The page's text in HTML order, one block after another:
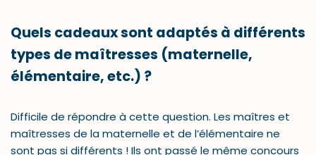
Quels cadeaux sont adaptés à différents
types de maîtresses (maternelle,
élémentaire, etc.) ?
Difficile de répondre à cette question. Les maîtres et
maîtresses de la maternelle et de l’élémentaire ne
sont pas si différents ! Ils ont passé le même concours